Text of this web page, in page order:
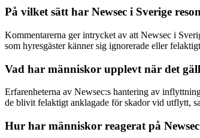
På vilket sätt har Newsec i Sverige
Kommentarerna ger intrycket av att Newsec i
som hyresgäster känner sig ignorerade eller
Vad har människor upplevt när det
Erfarenheterna av Newsec:s hantering av
de blivit felaktigt anklagade för skador vid utflytt,
Hur har människor reagerat på